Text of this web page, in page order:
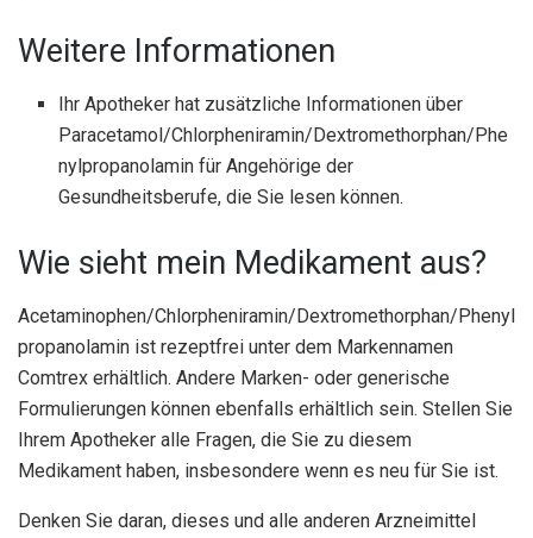
Weitere Informationen
Ihr Apotheker hat zusätzliche Informationen über
Paracetamol/Chlorpheniramin/Dextromethorphan/Phe
nylpropanolamin für Angehörige der
Gesundheitsberufe, die Sie lesen können.
Wie sieht mein Medikament aus?
Acetaminophen/Chlorpheniramin/Dextromethorphan/Phenyl
propanolamin ist rezeptfrei unter dem Markennamen
Comtrex erhältlich. Andere Marken- oder generische
Formulierungen können ebenfalls erhältlich sein. Stellen Sie
Ihrem Apotheker alle Fragen, die Sie zu diesem
Medikament haben, insbesondere wenn es neu für Sie ist.
Denken Sie daran, dieses und alle anderen Arzneimittel